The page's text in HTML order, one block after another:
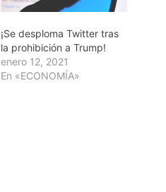
¡Se desploma Twitter tras
la prohibición a Trump!
enero 12, 2021
En «ECONOMÍA»